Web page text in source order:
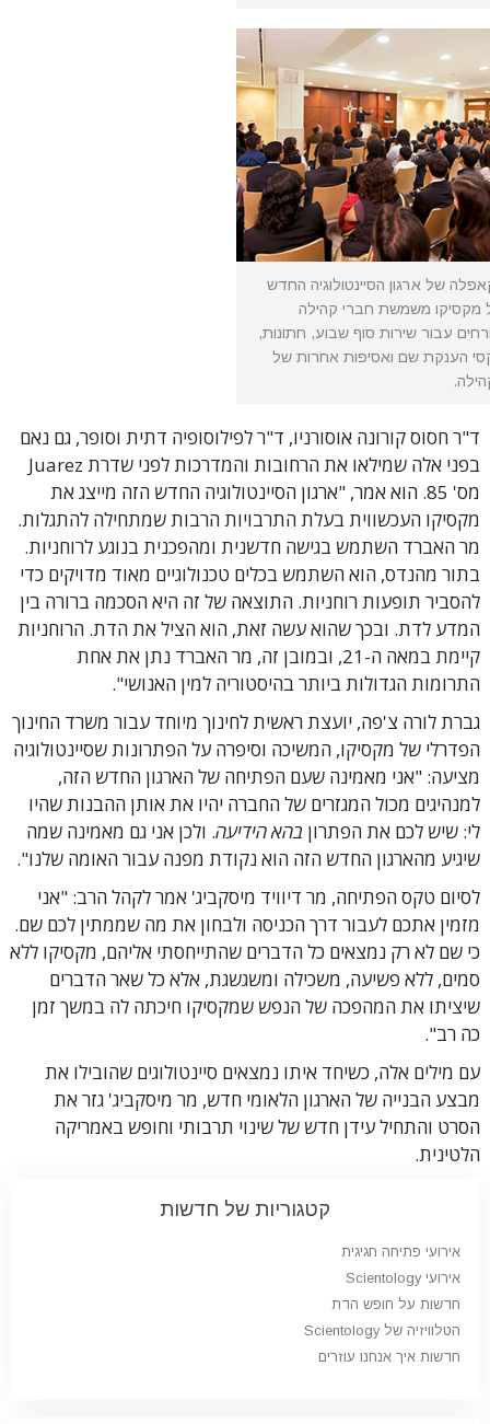
של ארגון הסיינטולוגיה החדש
מקסיקו משמשת חברי קהילה
עבור שירות סוף שבוע, חתונות,
הענקת שם ואסיפות אחרות של
ד"ר חסוס קורונה אוסורניו, ד"ר לפילוסופיה דתית וסופר, גם נאם
בפני אלה שמילאו את הרחובות והמדרכות לפני שדרת Juarez
מס' 85. הוא אמר, "ארגון הסיינטולוגיה החדש הזה מייצג את
מקסיקו העכשווית בעלת התרבויות הרבות שמתחילה להתגלות.
מר האברד השתמש בגישה חדשנית ומהפכנית בנוגע לרוחניות.
בתור מהנדס, הוא השתמש בכלים טכנולוגיים מאוד מדויקים כדי
להסביר תופעות רוחניות. התוצאה של זה היא הסכמה ברורה בין
המדע לדת. ובכך שהוא עשה זאת, הוא הציל את הדת. הרוחניות
קיימת במאה ה-21, ובמובן זה, מר האברד נתן את אחת
התרומות הגדולות ביותר בהיסטוריה למין האנושי".
גברת לורה צ'פה, יועצת ראשית לחינוך מיוחד עבור משרד החינוך
הפדרלי של מקסיקו, המשיכה וסיפרה על הפתרונות שסיינטולוגיה
מציעה: "אני מאמינה שעם הפתיחה של הארגון החדש הזה,
למנהיגים מכול המגזרים של החברה יהיו את אותן ההבנות שהיו
לי: שיש לכם את הפתרון בהא הידיעה. ולכן אני גם מאמינה שמה
שיגיע מהארגון החדש הזה הוא נקודת מפנה עבור האומה שלנו".
לסיום טקס הפתיחה, מר דיוויד מיסקביג' אמר לקהל הרב: "אני
מזמין אתכם לעבור דרך הכניסה ולבחון את מה שממתין לכם שם.
כי שם לא רק נמצאים כל הדברים שהתייחסתי אליהם, מקסיקו ללא
סמים, ללא פשיעה, משכילה ומשגשגת, אלא כל שאר הדברים
שיציתו את המהפכה של הנפש שמקסיקו חיכתה לה במשך זמן
כה רב".
עם מילים אלה, כשיחד איתו נמצאים סיינטולוגים שהובילו את
מבצע הבנייה של הארגון הלאומי חדש, מר מיסקביג' גזר את
הסרט והתחיל עידן חדש של שינוי תרבותי וחופש באמריקה
הלטינית.
קטגוריות של חדשות
אירועי פתיחה חגיגית
אירועי Scientology
חדשות על חופש הדת
הטלוויזיה של Scientology
חדשות איך אנחנו עוזרים